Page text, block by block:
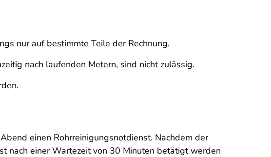
nur auf bestimmte Teile der Rechnung.
nach laufenden Metern, sind nicht zulässig.
einen Rohrreinigungsnotdienst. Nachdem der
nach einer Wartezeit von 30 Minuten betätigt werden